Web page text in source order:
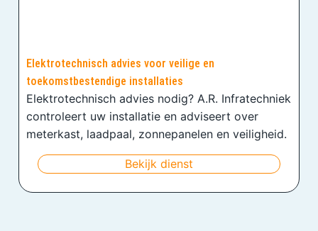
Elektrotechnisch advies voor veilige en
toekomstbestendige installaties
Elektrotechnisch advies nodig? A.R. Infratechniek
controleert uw installatie en adviseert over
meterkast, laadpaal, zonnepanelen en veiligheid.
Bekijk dienst